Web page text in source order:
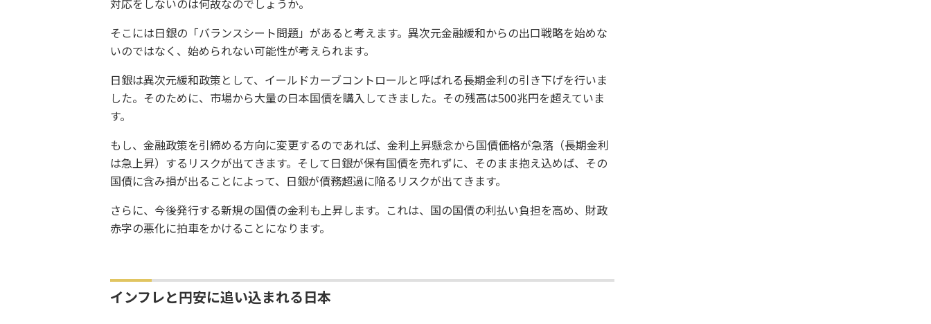
対応をしないのは何故なのでしょうか。
そこには日銀の「バランスシート問題」があると考えます。異次元金融緩和からの出口戦略を始めな
いのではなく、始められない可能性が考えられます。
日銀は異次元緩和政策として、イールドカーブコントロールと呼ばれる長期金利の引き下げを行いま
した。そのために、市場から大量の日本国債を購入してきました。その残高は500兆円を超えていま
す。
もし、金融政策を引締める方向に変更するのであれば、金利上昇懸念から国債価格が急落（長期金利
は急上昇）するリスクが出てきます。そして日銀が保有国債を売れずに、そのまま抱え込めば、その
国債に含み損が出ることによって、日銀が債務超過に陥るリスクが出てきます。
さらに、今後発行する新規の国債の金利も上昇します。これは、国の国債の利払い負担を高め、財政
赤字の悪化に拍車をかけることになります。
インフレと円安に追い込まれる日本